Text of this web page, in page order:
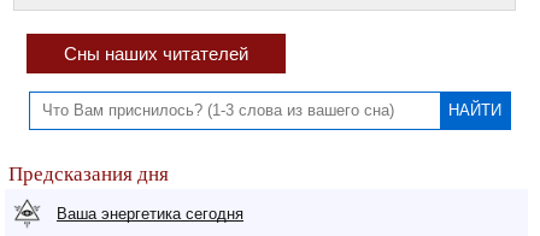
Сны наших читателей
Предсказания дня
Ваша энергетика сегодня